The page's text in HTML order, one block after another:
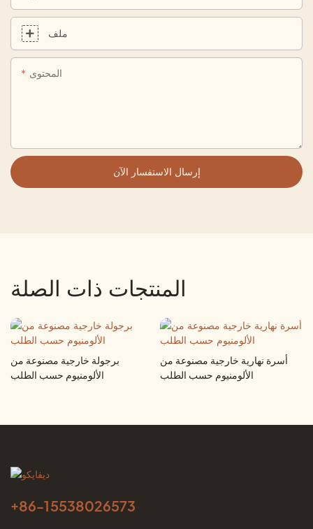
ملف
المحتوى
إرسال الاستفسار الآن
المنتجات ذات الصلة
برجولة خارجية مصنوعة من
الألومنيوم حسب الطلب
أسرة نهارية خارجية مصنوعة من
الألومنيوم حسب الطلب
+86-15538026573